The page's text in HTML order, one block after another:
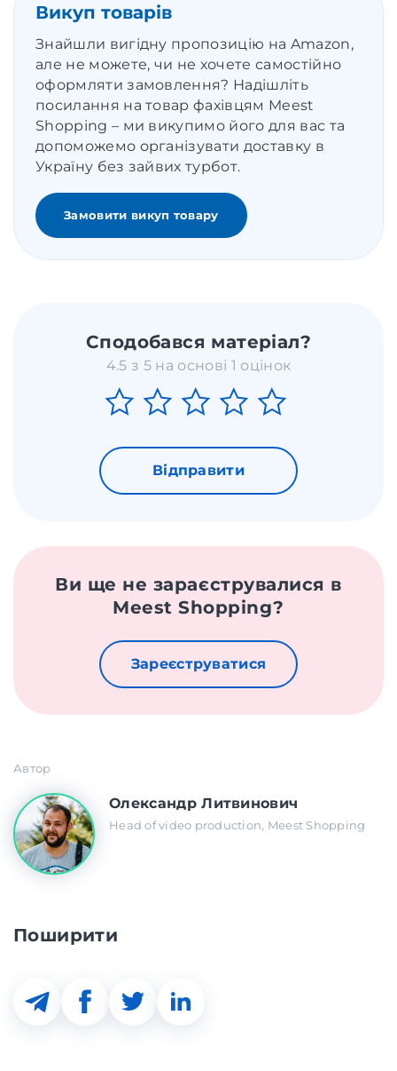
Викуп товарів
Знайшли вигідну пропозицію на Amazon,
але не можете, чи не хочете самостійно
оформляти замовлення? Надішліть
посилання на товар фахівцям Meest
Shopping – ми викупимо його для вас та
допоможемо організувати доставку в
Україну без зайвих турбот.
Замовити викуп товару
Сподобався матеріал?
4.5 з 5 на основі 1 оцінок
Відправити
Ви ще не зараєструвалися в
Meest Shopping?
Зареєструватися
Автор
Олександр Литвинович
Head of video production, Meest Shopping
Поширити